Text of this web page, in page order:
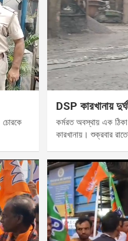
চোরকে
DSP কারখানায়
কর্মরত অবস্থায় এক
কারখানায়। শুক্রবার